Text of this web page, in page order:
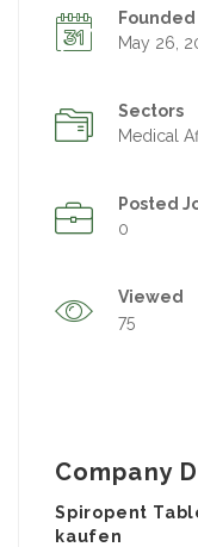
May 26,
Sectors
Medical
Posted
0
Viewed
75
Company
Spiropent
kaufen